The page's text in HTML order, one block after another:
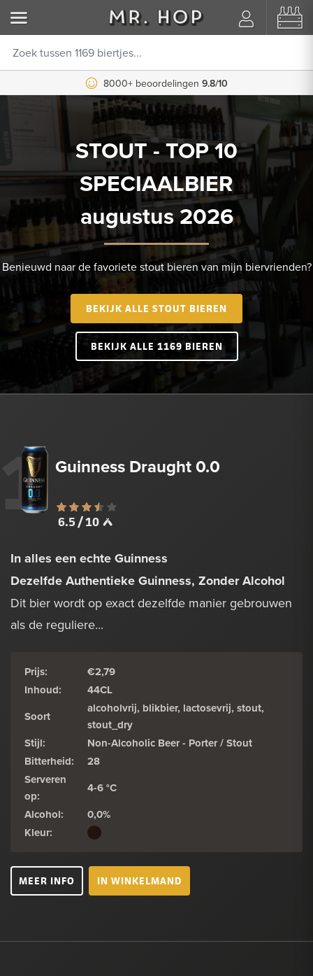
8000+ beoordelingen 9.8/10
STOUT - TOP 10
SPECIAALBIER
augustus 2026
Benieuwd naar de favoriete stout bieren van mijn biervrienden?
BEKIJK ALLE STOUT BIEREN
BEKIJK ALLE 1169 BIEREN
1 Guinness Draught 0.0
6.5 / 10
In alles een echte Guinness
Dezelfde Authentieke Guinness, Zonder Alcohol
Dit bier wordt op exact dezelfde manier gebrouwen
als de reguliere...
Prijs:
€2,79
Inhoud:
44CL
Soort
alcoholvrij, blikbier, lactosevrij, stout,
stout_dry
Stijl:
Non-Alcoholic Beer - Porter / Stout
Bitterheid:
28
Serveren
op:
4-6 °C
Alcohol:
0,0%
Kleur:
MEER INFO IN WINKELMAND